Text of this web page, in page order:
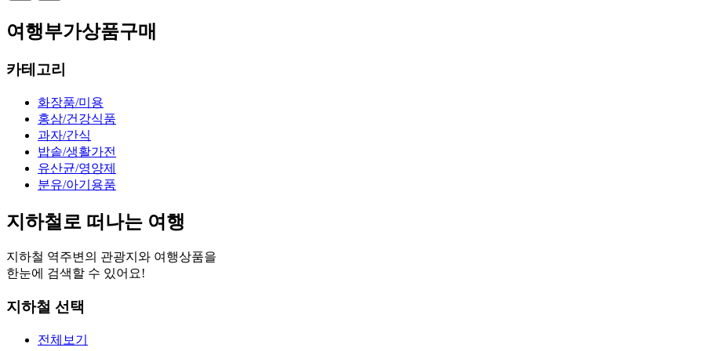
여행부가상품구매
카테고리
화장품/미용
홍삼/건강식품
과자/간식
밥솥/생활가전
유산균/영양제
분유/아기용품
지하철로 떠나는 여행
지하철 역주변의 관광지와 여행상품을
한눈에 검색할 수 있어요!
지하철 선택
전체보기